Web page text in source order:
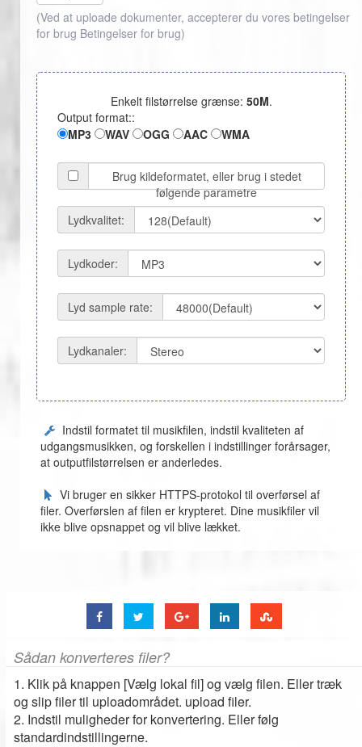
(Ved at uploade dokumenter, accepterer du vores betingelser
for brug Betingelser for brug)
Enkelt filstørrelse grænse: 50M.
Output format::
MP3
WAV OGG AAC WMA
Brug kildeformatet, eller brug i stedet
følgende parametre
Lydkvalitet:
Lydkoder:
Lyd sample rate:
Lydkanaler:
Indstil formatet til musikfilen, indstil kvaliteten af ​​
udgangsmusikken, og forskellen i indstillinger forårsager,
at outputfilstørrelsen er anderledes.
Vi bruger en sikker HTTPS-protokol til overførsel af
filer. Overførslen af ​​filen er krypteret. Dine musikfiler vil
ikke blive opsnappet og vil blive lækket.
Sådan konverteres filer?
1. Klik på knappen [Vælg lokal fil] og vælg filen. Eller træk
og slip filer til uploadområdet. upload filer.
2. Indstil muligheder for konvertering. Eller følg
standardindstillingerne.